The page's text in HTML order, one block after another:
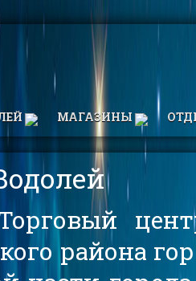
МАГАЗИНЫ
района